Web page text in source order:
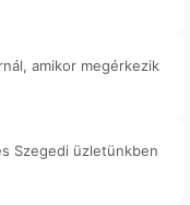
amikor megérkezik
Szegedi üzletünkben